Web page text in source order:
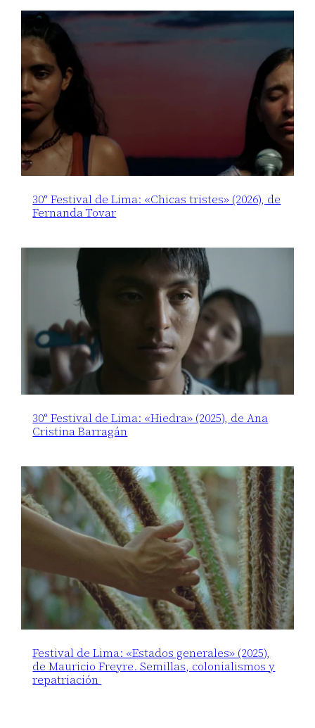
30° Festival de Lima: «Chicas tristes» (2026), de
Fernanda Tovar
30° Festival de Lima: «Hiedra» (2025), de Ana
Cristina Barragán
Festival de Lima: «Estados generales» (2025),
de Mauricio Freyre. Semillas, colonialismos y
repatriación